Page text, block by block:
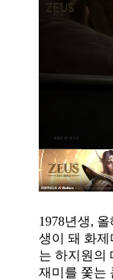
1978년생,
생이 돼 화제
는 하지원의
재미를 쫓는